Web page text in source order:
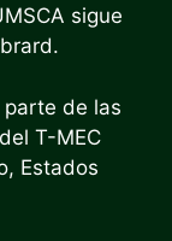
sigue
de las
T-MEC
Estados